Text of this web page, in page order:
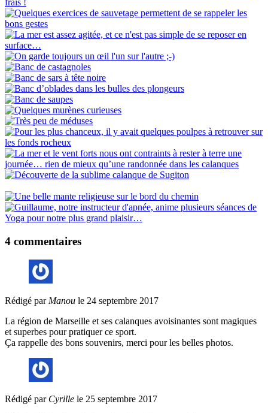
4 commentaires
Rédigé par Manou le 24 septembre 2017
La région de Marseille et ses calanques avoisinantes sont magiques
et superbes pour pratiquer ce sport.
Ça rappelle des bons souvenirs, merci pour les belles photos.
Rédigé par Cyrille le 25 septembre 2017